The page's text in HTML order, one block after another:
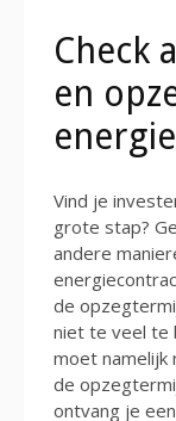
Check
en
Vind je
grote stap?
andere
de
niet te veel te
moet
de
ontvang je